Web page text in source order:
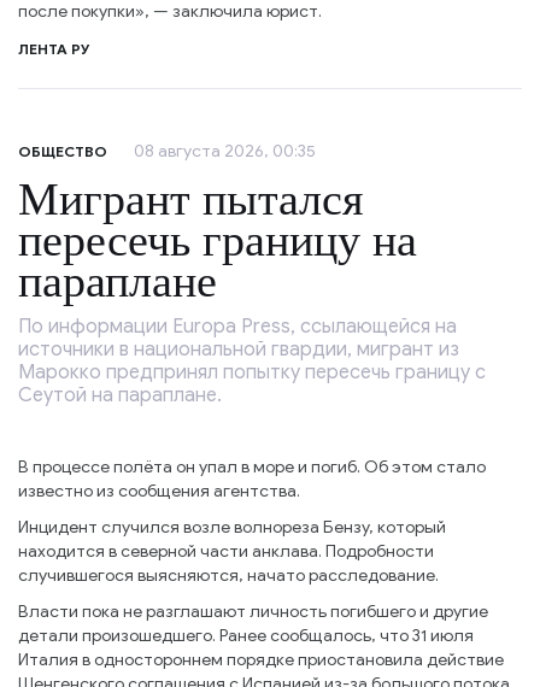
после покупки», — заключила юрист.
ЛЕНТА РУ
ОБЩЕСТВО 08 августа 2026, 00:35
Мигрант пытался
пересечь границу на
параплане
По информации Europa Press, ссылающейся на
источники в национальной гвардии, мигрант из
Марокко предпринял попытку пересечь границу с
Сеутой на параплане.
В процессе полёта он упал в море и погиб. Об этом стало
известно из сообщения агентства.
Инцидент случился возле волнореза Бензу, который
находится в северной части анклава. Подробности
случившегося выясняются, начато расследование.
Власти пока не разглашают личность погибшего и другие
детали произошедшего. Ранее сообщалось, что 31 июля
Италия в одностороннем порядке приостановила действие